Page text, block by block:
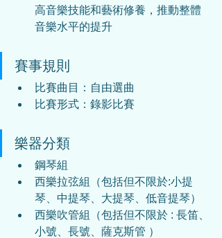
高音樂技能和藝術修養，推動整體
音樂水平的提升
賽事規則
比賽曲目：自由選曲
比賽形式：錄影比賽
樂器分類
鋼琴組
西樂拉弦組（包括但不限於:小提
琴、中提琴、大提琴、低音提琴）
西樂吹管組（包括但不限於 : 長笛、
小號、長號、薩克斯管 ）